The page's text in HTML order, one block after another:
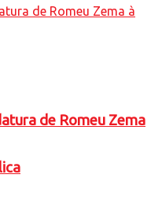
de Romeu Zema